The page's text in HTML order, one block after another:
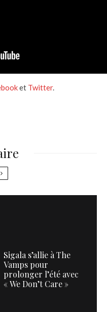
et Twitter.
Sigala s’allie à The
Vamps pour
prolonger l’été avec
« We Don’t Care »